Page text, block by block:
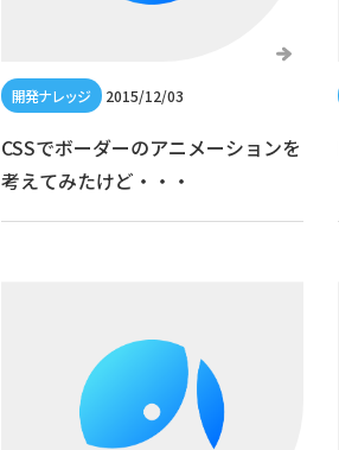
2015/12/03
CSSでボーダーのアニメーションを
考えてみたけど・・・